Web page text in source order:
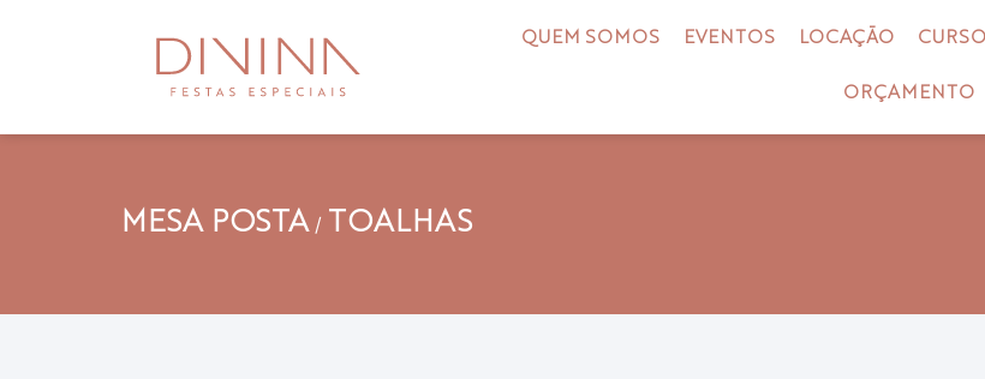
QUEM SOMOS EVENTOS LOCAÇÃO CURSO
ORÇAMENTO
MESA POSTA/ TOALHAS